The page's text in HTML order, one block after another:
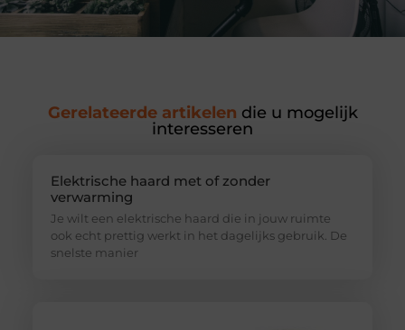
Gerelateerde artikelen die u mogelijk
interesseren
Elektrische haard met of zonder
verwarming
Je wilt een elektrische haard die in jouw ruimte
ook echt prettig werkt in het dagelijks gebruik. De
snelste manier